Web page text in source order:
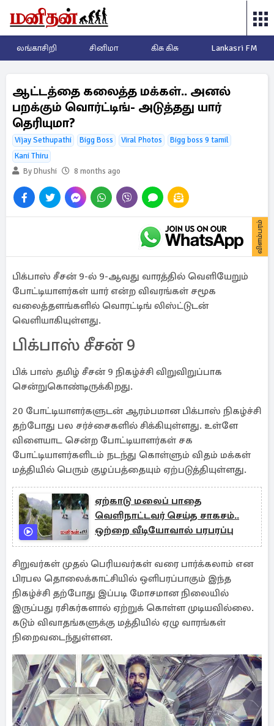
லங்காசிறி சினிமா கிசு கிசு Lankasri FM
ஆட்டத்தை கலைத்த மக்கள்.. அனல்
பறக்கும் வொர்ட்டிங்- அடுத்தது யார்
தெரியுமா?
Vijay Sethupathi Bigg Boss Viral Photos
Bigg boss 9 tamil
Kani Thiru
By Dhushi
8 months ago
விளம்பரம்
பிக்பாஸ் சீசன் 9-ல் 9-ஆவது வாரத்தில் வெளியேறும்
போட்டியாளர்கள் யார் என்ற விவரங்கள் சமூக
வலைத்தளங்களில் வொரட்டிங் லிஸ்ட்டுடன்
வெளியாகியுள்ளது.
பிக்பாஸ் சீசன் 9
பிக் பாஸ் தமிழ் சீசன் 9 நிகழ்ச்சி விறுவிறுப்பாக
சென்றுகொண்டிருக்கிறது.
20 போட்டியாளர்களுடன் ஆரம்பமான பிக்பாஸ் நிகழ்ச்சி
தற்போது பல சர்ச்சைகளில் சிக்கியுள்ளது. உள்ளே
விளையாட சென்ற போட்டியாளர்கள் சக
போட்டியாளர்களிடம் நடந்து கொள்ளும் விதம் மக்கள்
மத்தியில் பெரும் குழப்பத்தையும் ஏற்படுத்தியுள்ளது.
ஏற்காடு மலைப் பாதை
வெளிநாட்டவர் செய்த சாகசம்..
ஒற்றை வீடியோவால் பரபரப்பு
சிறுவர்கள் முதல் பெரியவர்கள் வரை பார்க்கலாம் என
பிரபல தொலைக்காட்சியில் ஒளிபரப்பாகும் இந்த
நிகழ்ச்சி தற்போது இப்படி மோசமான நிலையில்
இருப்பது ரசிகர்களால் ஏற்றுக் கொள்ள முடியவில்லை.
கடும் விவாதங்களுக்கு மத்தியில் ஏழு வாரங்கள்
நிறைவடைந்துள்ளன.